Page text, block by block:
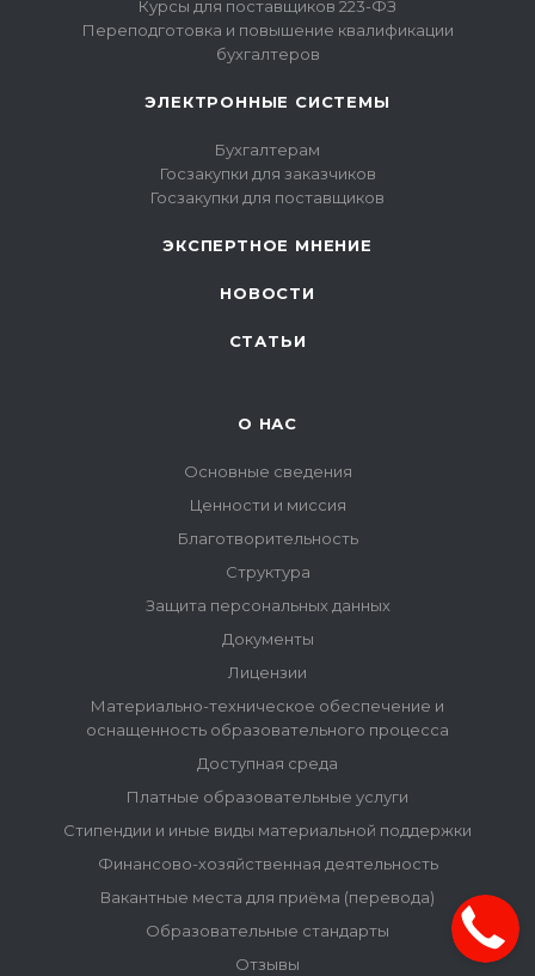
Курсы для поставщиков 223-ФЗ
Переподготовка и повышение квалификации
бухгалтеров
ЭЛЕКТРОННЫЕ СИСТЕМЫ
Бухгалтерам
Госзакупки для заказчиков
Госзакупки для поставщиков
ЭКСПЕРТНОЕ МНЕНИЕ
НОВОСТИ
СТАТЬИ
О НАС
Основные сведения
Ценности и миссия
Благотворительность
Структура
Защита персональных данных
Документы
Лицензии
Материально-техническое обеспечение и
оснащенность образовательного процесса
Доступная среда
Платные образовательные услуги
Стипендии и иные виды материальной поддержки
Финансово-хозяйственная деятельность
Вакантные места для приёма (перевода)
Образовательные стандарты
Отзывы